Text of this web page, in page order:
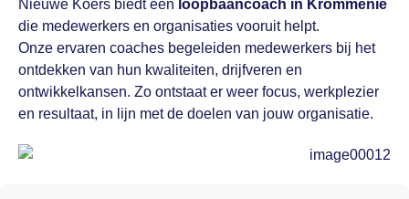
Nieuwe Koers biedt een loopbaancoach in Krommenie
die medewerkers en organisaties vooruit helpt.
Onze ervaren coaches begeleiden medewerkers bij het
ontdekken van hun kwaliteiten, drijfveren en
ontwikkelkansen. Zo ontstaat er weer focus, werkplezier
en resultaat, in lijn met de doelen van jouw organisatie.